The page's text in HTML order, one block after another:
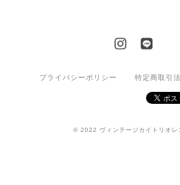
プライバシーポリシー 特定商取引
© 2022 ヴィンテージカイトリオレ